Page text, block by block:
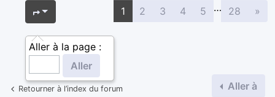
Page
Aller à la page :
1 2 3 4 5 … 28 »
Retourner à l’index du forum Aller à